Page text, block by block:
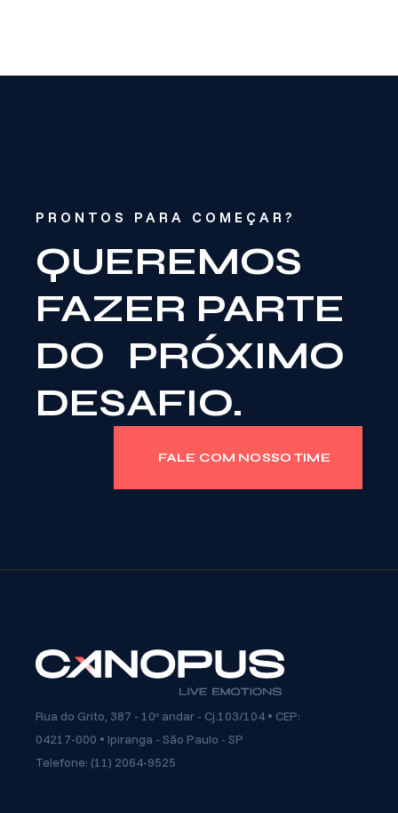
PRONTOS PARA COMEÇAR?
QUEREMOS
FAZER PARTE
DO PRÓXIMO
DESAFIO.
FALE COM NOSSO TIME
Rua do Grito, 387 - 10º andar - Cj.103/104 • CEP:
04217-000 • Ipiranga - São Paulo - SP
Telefone: (11) 2064-9525